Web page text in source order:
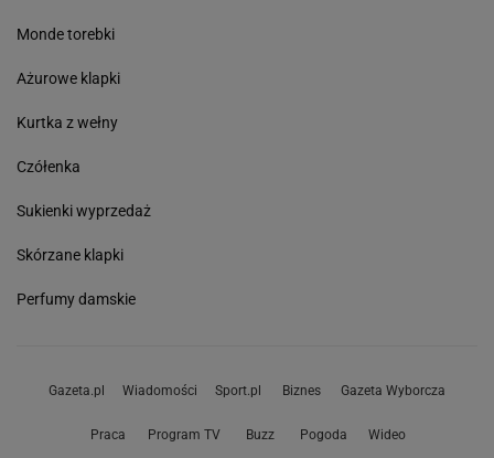
Monde torebki
Ażurowe klapki
Kurtka z wełny
Czółenka
Sukienki wyprzedaż
Skórzane klapki
Perfumy damskie
Gazeta.pl Wiadomości Sport.pl Biznes Gazeta Wyborcza
Praca Program TV Buzz Pogoda Wideo